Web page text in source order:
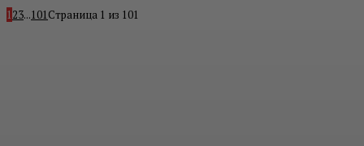
123...101Страница 1 из 101